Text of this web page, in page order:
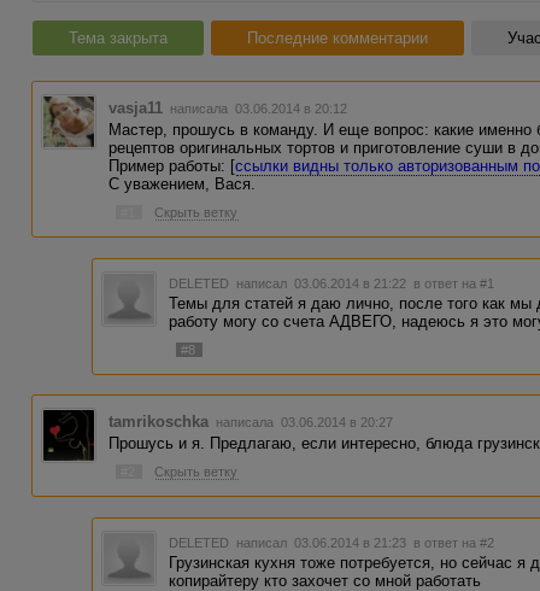
Тема закрыта Последние комментарии
vasja11 написала 03.06.2014 в 20:12
Мастер, прошусь в команду. И еще вопрос: какие
рецептов оригинальных тортов и приготовление суши в
Пример работы: [ссылки видны только авторизованным
С уважением, Вася.
Скрыть ветку
DELETED написал 03.06.2014 в 21:22 в ответ на #1
Темы для статей я даю лично, после того как мы
работу могу со счета АДВЕГО, надеюсь я это
#8
tamrikoschka написала 03.06.2014 в 20:27
Прошусь и я. Предлагаю, если интересно, блюда
Скрыть ветку
DELETED написал 03.06.2014 в 21:23 в ответ на #2
Грузинская кухня тоже потребуется, но сейчас
копирайтеру кто захочет со мной работать